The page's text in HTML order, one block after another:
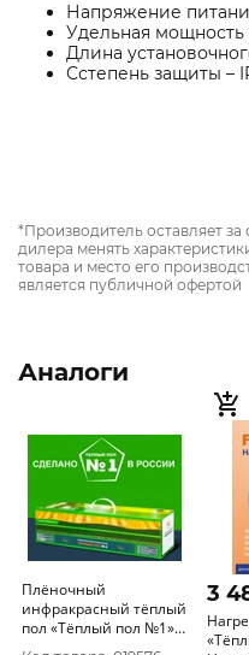
Напряжение
Удельная мощность
Длина
Сстепень защиты –
*Производитель оставляет
дилера менять
товара и место его
является публичной офертой
Аналоги
Плёночный
инфракрасный тёплый
пол «Тёплый пол №1»
комплект на 2м2 440Вт
3